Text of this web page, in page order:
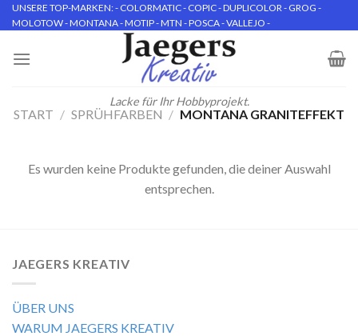
Skip
to
UNSERE TOP-MARKEN: - COLORMATIC - COPIC - DUPLICOLOR - GROG -
MOLOTOW - MONTANA - MOTIP - MTN - POSCA - VALLEJO -
Lacke für Ihr Hobbyprojekt.
START / SPRÜHFARBEN / MONTANA GRANITEFFEKT
Es wurden keine Produkte gefunden, die deiner Auswahl
entsprechen.
JAEGERS KREATIV
ÜBER UNS
WARUM JAEGERS KREATIV